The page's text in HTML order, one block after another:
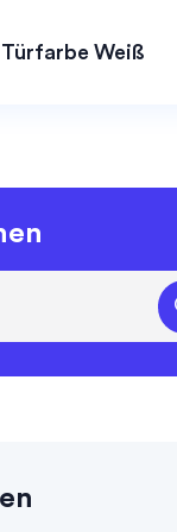
Türfarbe Weiß